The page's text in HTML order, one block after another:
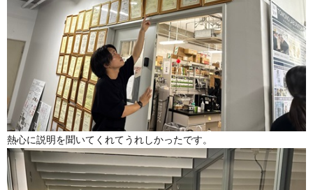
熱心に説明を聞いてくれてうれしかったです。